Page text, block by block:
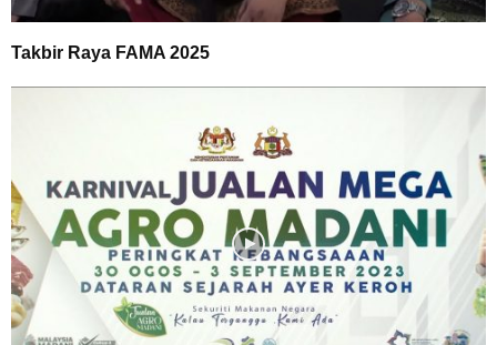
Takbir Raya FAMA 2025